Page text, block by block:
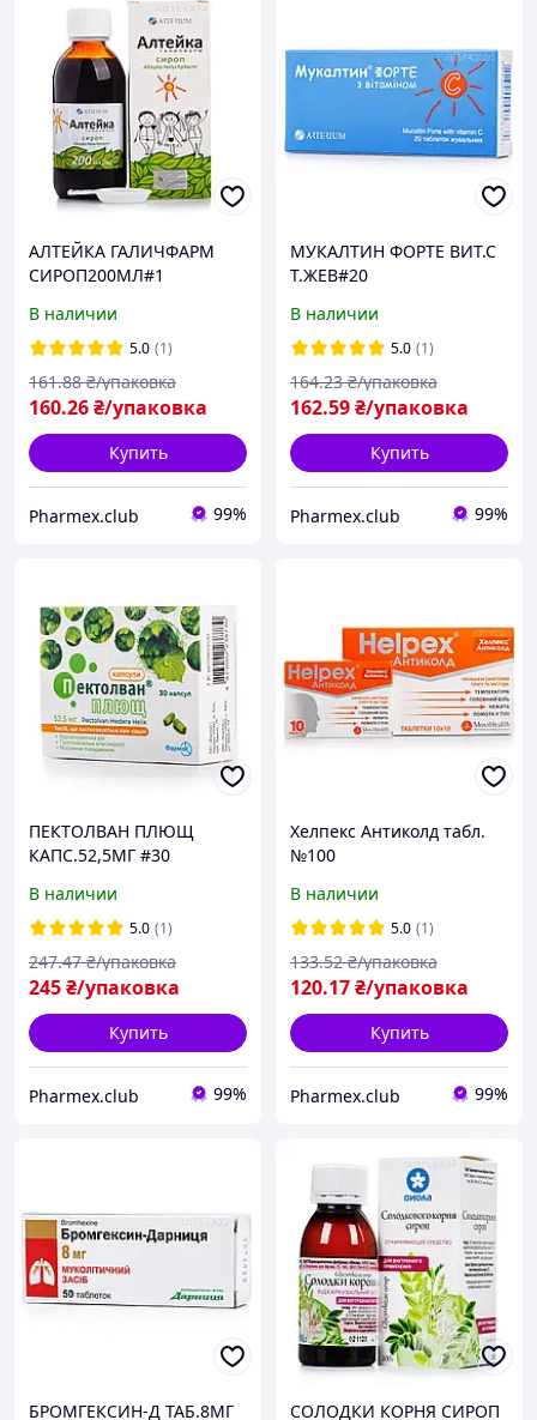
АЛТЕЙКА ГАЛИЧФАРМ
СИРОП200МЛ#1
В наличии
5.0 (1)
160.26₴/упаковка
161.88 ₴/упаковка
Купить
Pharmex.club 99%
МУКАЛТИН ФОРТЕ ВИТ.С
Т.ЖЕВ#20
В наличии
5.0 (1)
162.59₴/упаковка
164.23 ₴/упаковка
Купить
Pharmex.club 99%
ПЕКТОЛВАН ПЛЮЩ
КАПС.52,5МГ #30
В наличии
5.0 (1)
245₴/упаковка
247.47 ₴/упаковка
Купить
Pharmex.club 99%
Хелпекс Антиколд табл.
№100
В наличии
5.0 (1)
120.17₴/упаковка
133.52 ₴/упаковка
Купить
Pharmex.club 99%
БРОМГЕКСИН-Д ТАБ.8МГ СОЛОДКИ КОРНЯ СИРОП